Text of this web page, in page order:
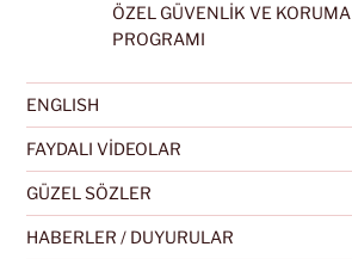
ÖZEL GÜVENLİK VE KORUMA
PROGRAMI
ENGLISH
FAYDALI VİDEOLAR
GÜZEL SÖZLER
HABERLER / DUYURULAR